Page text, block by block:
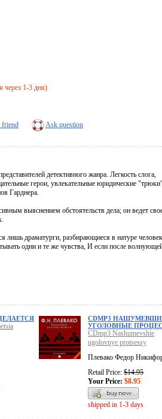
через 1-3 дня)
friend Ask question
детективного жанра. Легкость слога,
герои, увлекательные юридические
Гарднера.
выяснением обстоятельств дела; он ведет
лишь драматурги, разбирающиеся в натуре
одни и те же чувства, И если после
CDMP3
УГОЛОВНЫЕ
CDmp3 Nashumevshie
ugolovnye protsessy
Плевако Федор
Retail Price: $14.95
Your Price: $8.95
shipped in 1-3 days